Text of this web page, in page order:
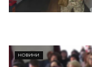
НОВИНИ